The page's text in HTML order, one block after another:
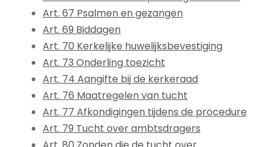
Art. 67 Psalmen en gezangen
Art. 69 Biddagen
Art. 70 Kerkelijke huwelijksbevestiging
Art. 73 Onderling toezicht
Art. 74 Aangifte bij de kerkeraad
Art. 76 Maatregelen van tucht
Art. 77 Afkondigingen tijdens de procedure
Art. 79 Tucht over ambtsdragers